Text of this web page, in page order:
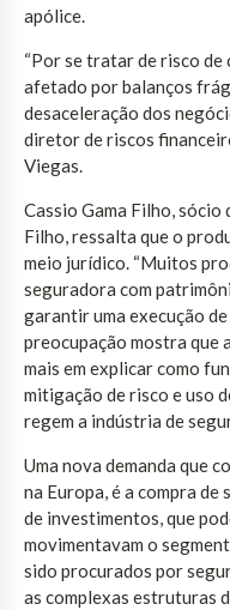
apólice.
“Por se tratar de risco de
afetado por balanços
desaceleração dos
diretor de riscos
Viegas.
Cassio Gama Filho,
Filho, ressalta que o
meio jurídico. “Muitos
seguradora com
garantir uma execução
preocupação mostra que
mais em explicar como
mitigação de risco e uso
regem a indústria de
Uma nova demanda que
na Europa, é a compra
de investimentos, que
movimentavam o
sido procurados por
as complexas estruturas